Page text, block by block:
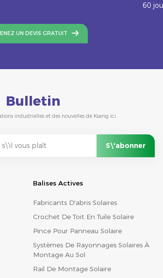
60
UN DEVIS GRATUIT
Bulletin
industrielles et des nouvelles de Kseng ici.
Balises Actives
Fabricants D'abris Solaires
Crochet De Toit En Tuile Solaire
Pince Pour Panneau Solaire
Systèmes De Rayonnages Solaires À
Montage Au Sol
Rail De Montage Solaire